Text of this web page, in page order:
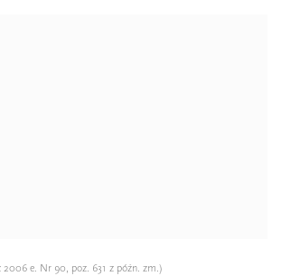
e. Nr 90, poz. 631 z późn. zm.)